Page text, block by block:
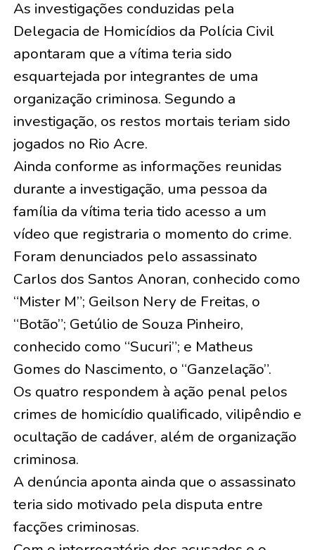
As investigações conduzidas pela
Delegacia de Homicídios da Polícia Civil
apontaram que a vítima teria sido
esquartejada por integrantes de uma
organização criminosa. Segundo a
investigação, os restos mortais teriam sido
jogados no Rio Acre.
Ainda conforme as informações reunidas
durante a investigação, uma pessoa da
família da vítima teria tido acesso a um
vídeo que registraria o momento do crime.
Foram denunciados pelo assassinato
Carlos dos Santos Anoran, conhecido como
“Mister M”; Geilson Nery de Freitas, o
“Botão”; Getúlio de Souza Pinheiro,
conhecido como “Sucuri”; e Matheus
Gomes do Nascimento, o “Ganzelação”.
Os quatro respondem à ação penal pelos
crimes de homicídio qualificado, vilipêndio e
ocultação de cadáver, além de organização
criminosa.
A denúncia aponta ainda que o assassinato
teria sido motivado pela disputa entre
facções criminosas.